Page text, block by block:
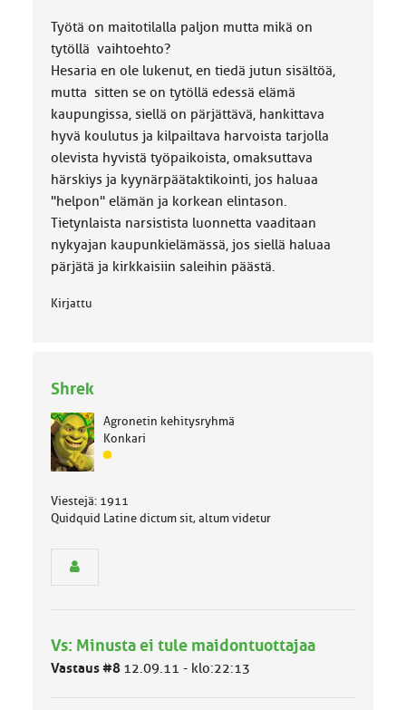
Työtä on maitotilalla paljon mutta mikä on
tytöllä vaihtoehto?
Hesaria en ole lukenut, en tiedä jutun sisältöä,
mutta sitten se on tytöllä edessä elämä
kaupungissa, siellä on pärjättävä, hankittava
hyvä koulutus ja kilpailtava harvoista tarjolla
olevista hyvistä työpaikoista, omaksuttava
härskiys ja kyynärpäätaktikointi, jos haluaa
"helpon" elämän ja korkean elintason.
Tietynlaista narsistista luonnetta vaaditaan
nykyajan kaupunkielämässä, jos siellä haluaa
pärjätä ja kirkkaisiin saleihin päästä.
Kirjattu
Shrek
Agronetin kehitysryhmä
Konkari
J
e
u
o
Viestejä: 1911
Quidquid Latine dictum sit, altum videtur
Vs: Minusta ei tule maidontuottajaa
Vastaus #8 12.09.11 - klo:22:13